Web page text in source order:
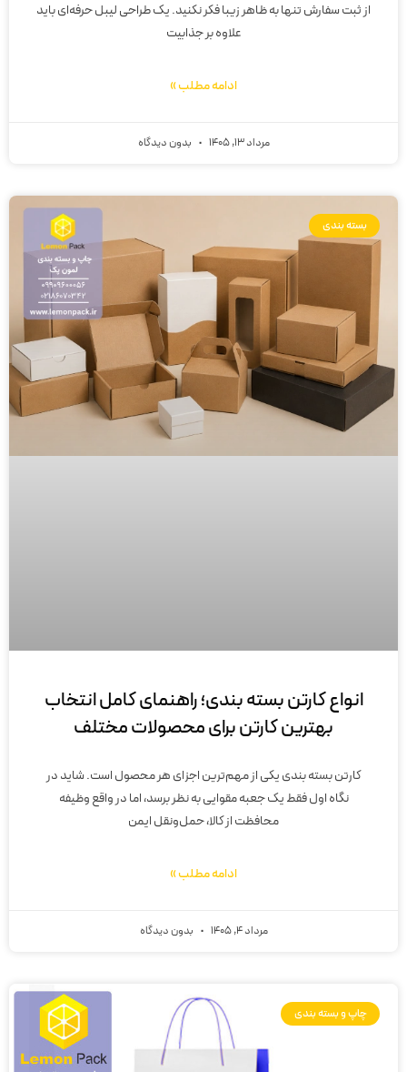
از ثبت سفارش تنها به ظاهر زیبا فکر نکنید. یک طراحی لیبل حرفه‌ای باید
علاوه بر جذابیت
ادامه مطلب »
مرداد 13, 1405 بدون دیدگاه
بسته بندی
انواع کارتن بسته بندی؛ راهنمای کامل انتخاب
بهترین کارتن برای محصولات مختلف
کارتن بسته بندی یکی از مهم‌ترین اجزای هر محصول است. شاید در
نگاه اول فقط یک جعبه مقوایی به نظر برسد، اما در واقع وظیفه
محافظت از کالا، حمل‌ونقل ایمن
ادامه مطلب »
مرداد 4, 1405 بدون دیدگاه
چاپ و بسته بندی